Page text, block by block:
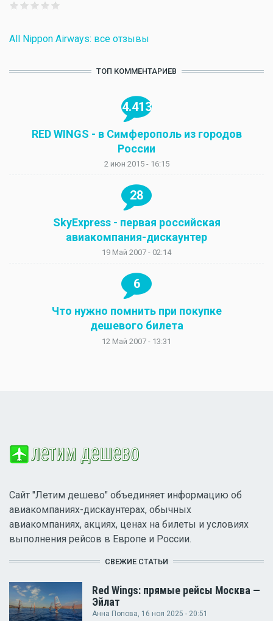
All Nippon Airways: все отзывы
ТОП КОММЕНТАРИЕВ
4.413
RED WINGS - в Симферополь из городов
России
2 июн 2015 - 16:15
28
SkyExpress - первая российская
авиакомпания-дискаунтер
19 Май 2007 - 02:14
6
Что нужно помнить при покупке
дешевого билета
12 Май 2007 - 13:31
Сайт "Летим дешево" объединяет информацию об
авиакомпаниях-дискаунтерах, обычных
авиакомпаниях, акциях, ценах на билеты и условиях
выполнения рейсов в Европе и России.
СВЕЖИЕ СТАТЬИ
Red Wings: прямые рейсы Москва —
Эйлат
Анна Попова , 16 ноя 2025 - 20:51